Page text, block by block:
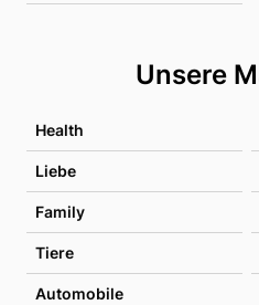
Unsere
Health
Liebe
Family
Tiere
Automobile